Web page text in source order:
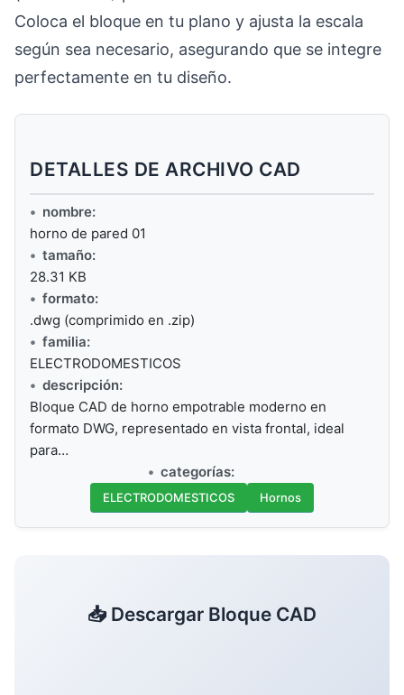
Coloca el bloque en tu plano y ajusta la escala
según sea necesario, asegurando que se integre
perfectamente en tu diseño.
DETALLES DE ARCHIVO CAD
nombre:
horno de pared 01
tamaño:
28.31 KB
formato:
.dwg (comprimido en .zip)
familia:
ELECTRODOMESTICOS
descripción:
Bloque CAD de horno empotrable moderno en
formato DWG, representado en vista frontal, ideal
para…
categorías:
ELECTRODOMESTICOS Hornos
📥 Descargar Bloque CAD